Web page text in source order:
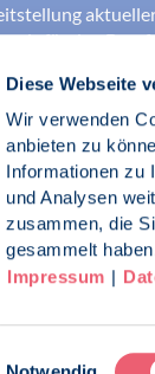
Diese Webseite
Wir verwenden
anbieten zu
Informationen zu
und Analysen
zusammen, die
gesammelt
Impressum |
für den
sichern
hinaus
Psychologen in